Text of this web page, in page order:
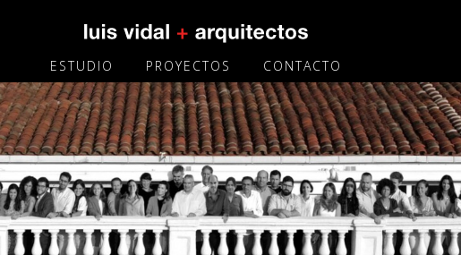
ESTUDIO PROYECTOS CONTACTO